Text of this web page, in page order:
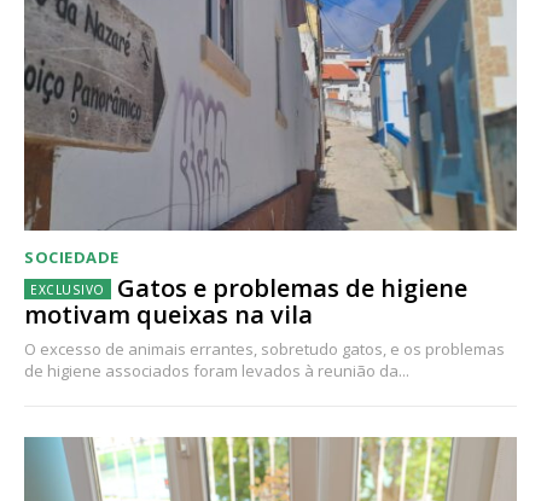
SOCIEDADE
Gatos e problemas de higiene
motivam queixas na vila
O excesso de animais errantes, sobretudo gatos, e os problemas
de higiene associados foram levados à reunião da...